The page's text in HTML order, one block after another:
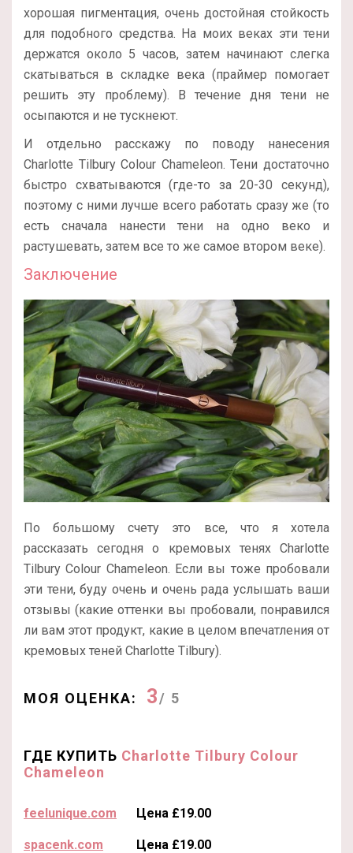
хорошая пигментация, очень достойная стойкость
для подобного средства. На моих веках эти тени
держатся около 5 часов, затем начинают слегка
скатываться в складке века (праймер помогает
решить эту проблему). В течение дня тени не
осыпаются и не тускнеют.
И отдельно расскажу по поводу нанесения
Charlotte Tilbury Colour Chameleon. Тени достаточно
быстро схватываются (где-то за 20-30 секунд),
поэтому с ними лучше всего работать сразу же (то
есть сначала нанести тени на одно веко и
растушевать, затем все то же самое втором веке).
Заключение
По большому счету это все, что я хотела
рассказать сегодня о кремовых тенях Charlotte
Tilbury Colour Chameleon. Если вы тоже пробовали
эти тени, буду очень и очень рада услышать ваши
отзывы (какие оттенки вы пробовали, понравился
ли вам этот продукт, какие в целом впечатления от
кремовых теней Charlotte Tilbury).
МОЯ ОЦЕНКА: 3/ 5
ГДЕ КУПИТЬ Charlotte Tilbury Colour
Chameleon
feelunique.com Цена £19.00
spacenk.com Цена £19.00